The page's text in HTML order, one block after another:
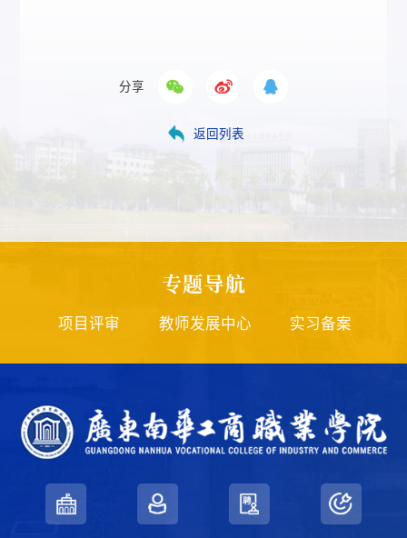
分享
返回列表
专题导航
项目评审 教师发展中心 实习备案